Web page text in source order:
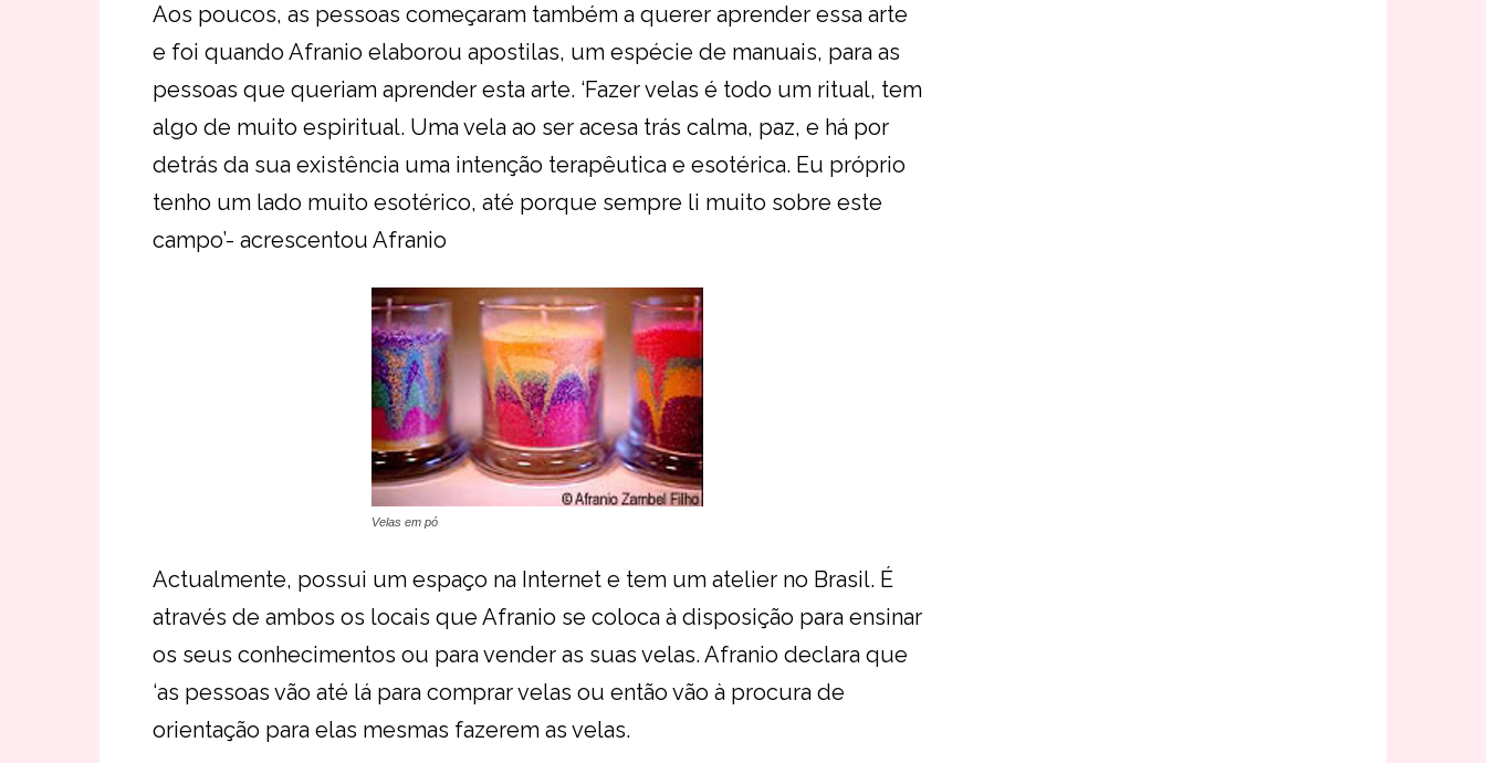
Aos poucos, as pessoas começaram também a querer aprender essa arte
e foi quando Afranio elaborou apostilas, um espécie de manuais, para as
pessoas que queriam aprender esta arte. ‘Fazer velas é todo um ritual, tem
algo de muito espiritual. Uma vela ao ser acesa trás calma, paz, e há por
detrás da sua existência uma intenção terapêutica e esotérica. Eu próprio
tenho um lado muito esotérico, até porque sempre li muito sobre este
campo’- acrescentou Afranio
Velas em pó
Actualmente, possui um espaço na Internet e tem um atelier no Brasil. É
através de ambos os locais que Afranio se coloca à disposição para ensinar
os seus conhecimentos ou para vender as suas velas. Afranio declara que
‘as pessoas vão até lá para comprar velas ou então vão à procura de
orientação para elas mesmas fazerem as velas.